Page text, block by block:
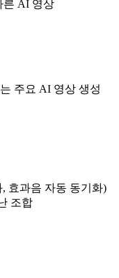
른 AI 영상
주요 AI 영상 생성
효과음 자동 동기화)
조합